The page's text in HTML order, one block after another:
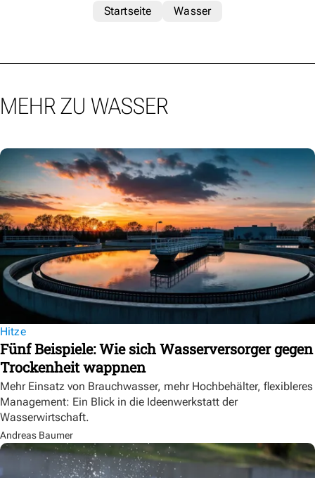
Startseite
Wasser
MEHR ZU WASSER
Hitze
Fünf Beispiele: Wie sich Wasserversorger gegen
Trockenheit wappnen
Mehr Einsatz von Brauchwasser, mehr Hochbehälter, flexibleres
Management: Ein Blick in die Ideenwerkstatt der
Wasserwirtschaft.
Andreas Baumer